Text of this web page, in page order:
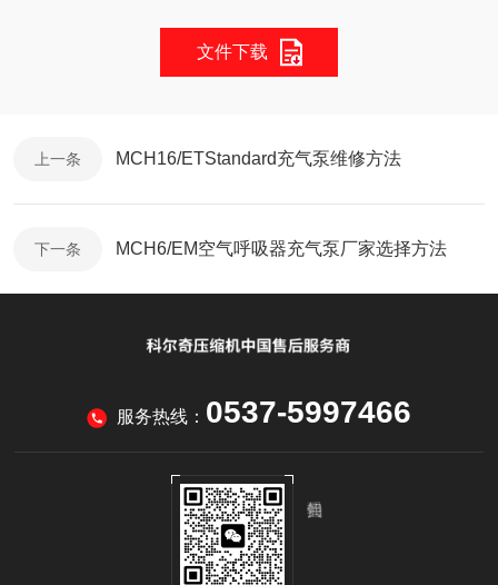
文件下载
上一条 MCH16/ETStandard充气泵维修方法
下一条 MCH6/EM空气呼吸器充气泵厂家选择方法
服务热线： 0537-5997466